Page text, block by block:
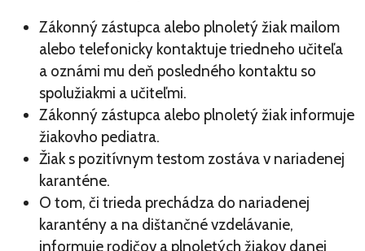
Zákonný zástupca alebo plnoletý žiak mailom
alebo telefonicky kontaktuje triedneho učiteľa
a oznámi mu deň posledného kontaktu so
spolužiakmi a učiteľmi.
Zákonný zástupca alebo plnoletý žiak informuje
žiakovho pediatra.
Žiak s pozitívnym testom zostáva v nariadenej
karanténe.
O tom, či trieda prechádza do nariadenej
karantény a na dištančné vzdelávanie,
informuje rodičov a plnoletých žiakov danej